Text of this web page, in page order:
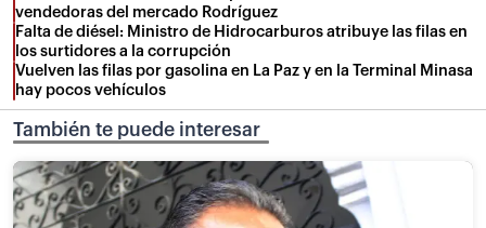
vendedoras del mercado Rodríguez
Falta de diésel: Ministro de Hidrocarburos atribuye las filas en
los surtidores a la corrupción
Vuelven las filas por gasolina en La Paz y en la Terminal Minasa
hay pocos vehículos
También te puede interesar